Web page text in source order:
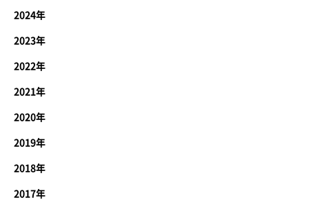
2024年
2023年
2022年
2021年
2020年
2019年
2018年
2017年